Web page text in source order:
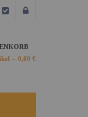
Mein Wunschzettel
Kasse
0,00 €